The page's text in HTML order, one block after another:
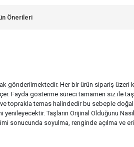
Önerileri
gönderilmektedir. Her bir ürün sipariş üzeri
Fayda gösterme süreci tamamen siz ile
toprakla temas halindedir bu sebeple
Taşların Orijinal Olduğunu
sonucunda soyulma, renginde açılma ve